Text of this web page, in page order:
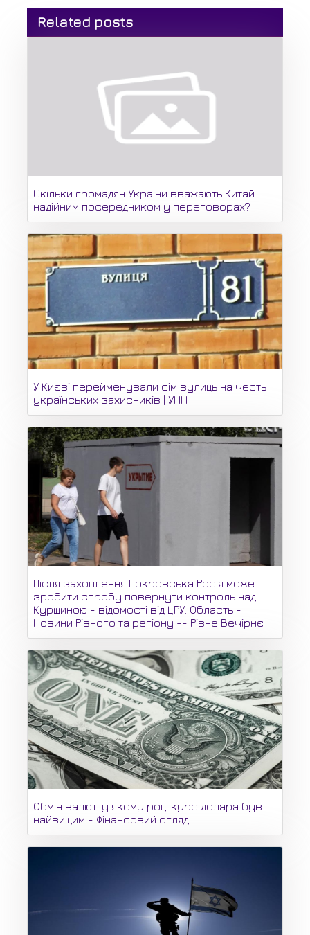
Related posts
Скільки громадян України вважають Китай
надійним посередником у переговорах?
У Києві перейменували сім вулиць на честь
українських захисників | УНН
Після захоплення Покровська Росія може
зробити спробу повернути контроль над
Курщиною - відомості від ЦРУ. Область -
Новини Рівного та регіону -- Рівне Вечірнє
Обмін валют: у якому році курс долара був
найвищим - Фінансовий огляд